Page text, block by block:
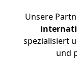
Unsere
spezialisiert
und